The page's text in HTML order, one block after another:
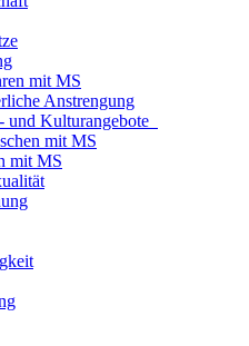
mit MS
Anstrengung
und Kulturangebote
mit MS
mit MS